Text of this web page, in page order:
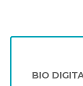
BIO